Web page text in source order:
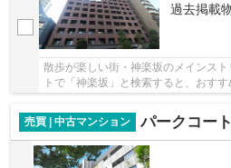
過去掲載
散歩が楽しい街・神楽坂のメインス
トで「神楽坂」と検索すると、おす
売買 | 中古マンション パークコー